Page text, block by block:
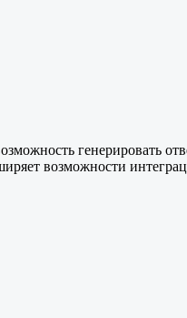
генерировать
возможности